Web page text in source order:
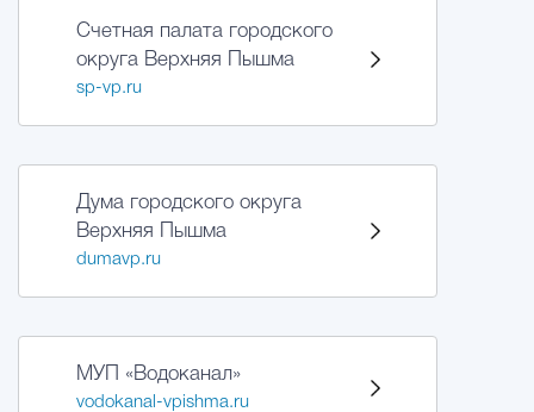
Счетная палата городского
округа Верхняя Пышма
sp-vp.ru
Дума городского округа
Верхняя Пышма
dumavp.ru
МУП «Водоканал»
vodokanal-vpishma.ru